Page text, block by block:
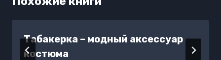
Табакерка – модный аксессуар
костюма